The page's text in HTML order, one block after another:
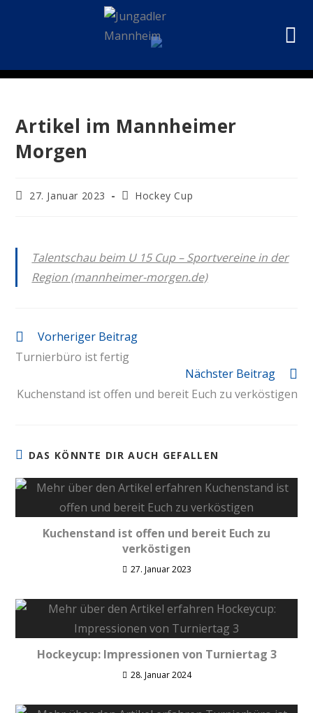
Artikel im Mannheimer
Morgen
27. Januar 2023 Hockey Cup
Talentschau beim U 15 Cup – Sportvereine in der
Region (mannheimer-morgen.de)
Vorheriger Beitrag
Turnierbüro ist fertig
Nächster Beitrag
Kuchenstand ist offen und bereit Euch zu verköstigen
DAS KÖNNTE DIR AUCH GEFALLEN
Kuchenstand ist offen und bereit Euch zu
verköstigen
27. Januar 2023
Hockeycup: Impressionen von Turniertag 3
28. Januar 2024